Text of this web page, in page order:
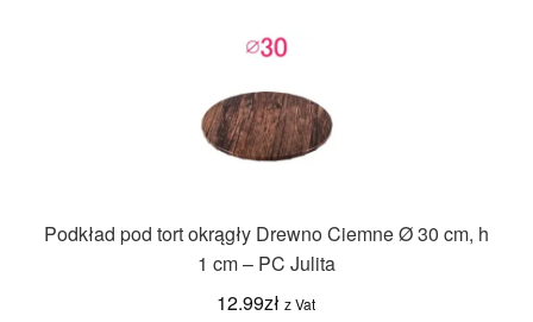
Podkład pod tort okrągły Drewno Ciemne Ø 30 cm, h
1 cm – PC Julita
12.99zł z Vat